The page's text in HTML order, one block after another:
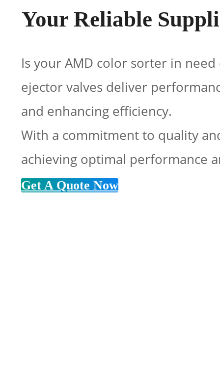
Your Reliable
Is your AMD color sorter in
ejector valves deliver
and enhancing efficiency.
With a commitment to quality
achieving optimal performance
Get A Quote Now